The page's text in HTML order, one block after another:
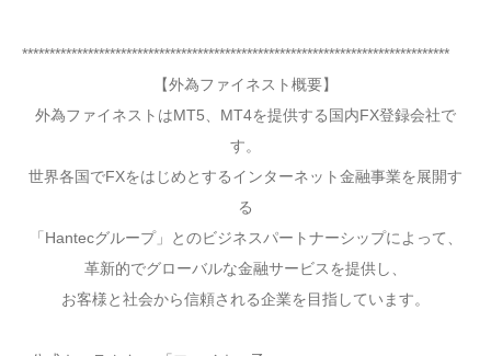
******************************************************************************
【外為ファイネスト概要】
外為ファイネストはMT5、MT4を提供する国内FX登録会社で
す。
世界各国でFXをはじめとするインターネット金融事業を展開す
る
「Hantecグループ」とのビジネスパートナーシップによって、
革新的でグローバルな金融サービスを提供し、
お客様と社会から信頼される企業を目指しています。